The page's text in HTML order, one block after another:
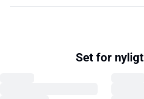
Set for nyligt